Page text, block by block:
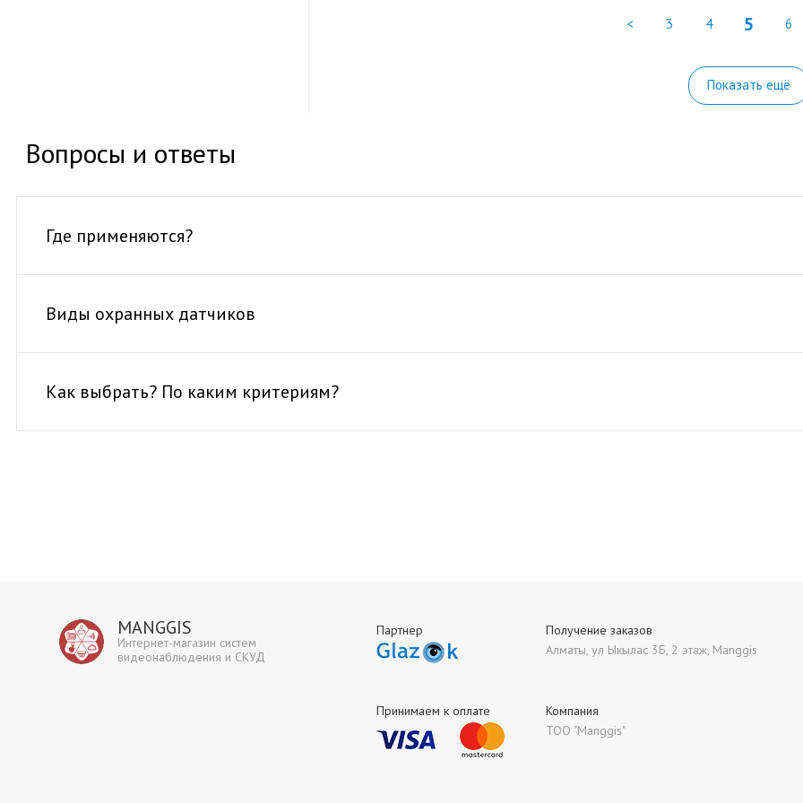
< 3 4 5 6
Показать ещё
Вопросы и ответы
Где применяются?
Виды охранных датчиков
Как выбрать? По каким критериям?
MANGGIS
Интернет-магазин систем
видеонаблюдения и СКУД
Партнер
Принимаем к оплате
Получение заказов
Алматы, ул Ыкылас 3Б, 2 этаж, Manggis
Компания
ТОО "Manggis"